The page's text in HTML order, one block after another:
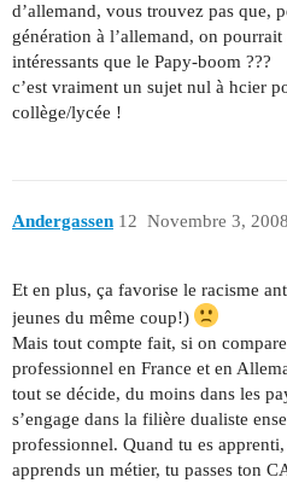
d’allemand, vous trouvez pas que,
génération à l’allemand, on
intéressants que le Papy-boom ???
c’est vraiment un sujet nul à hcier
collège/lycée !
Andergassen Novembre 3,
12
Et en plus, ça favorise le racisme
jeunes du même coup!)
Mais tout compte fait, si on
professionnel en France et en
tout se décide, du moins dans les
s’engage dans la filière dualiste
professionnel. Quand tu es
apprends un métier, tu passes ton